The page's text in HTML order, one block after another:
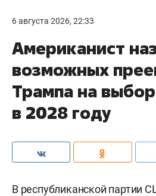
6 августа 2026, 22:33
Американист
возможных
Трампа на
в 2028 году
В республиканской партии